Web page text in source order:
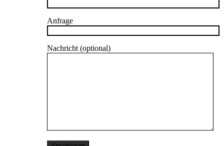
Anfrage
Nachricht (optional)